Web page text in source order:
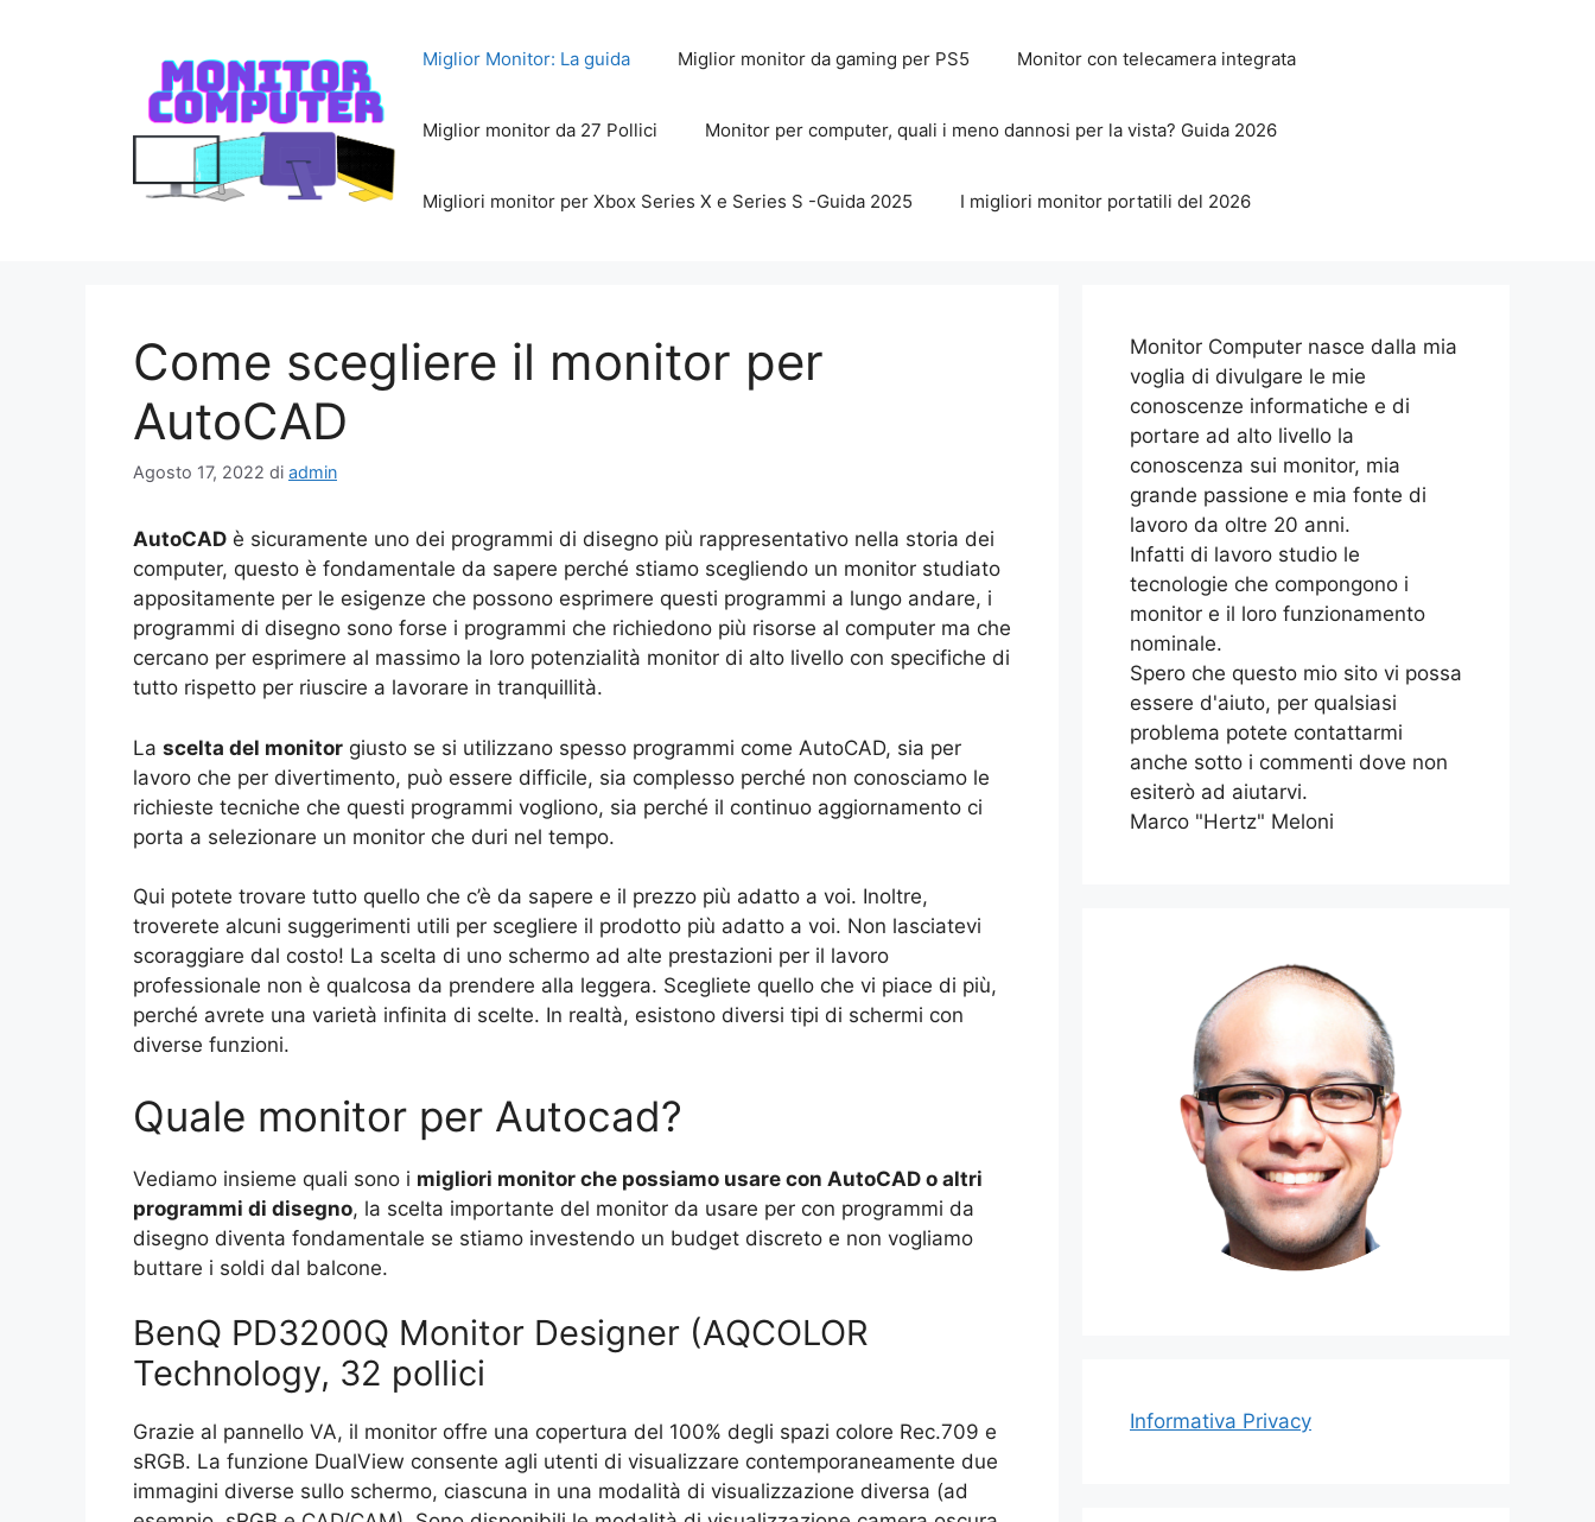
Miglior Monitor: La guida Miglior monitor da gaming per PS5 Monitor con telecamera integrata
Miglior monitor da 27 Pollici Monitor per computer, quali i meno dannosi per la vista? Guida 2026
Migliori monitor per Xbox Series X e Series S -Guida 2025 I migliori monitor portatili del 2026
Come scegliere il monitor per
AutoCAD
Agosto 17, 2022 di admin
AutoCAD è sicuramente uno dei programmi di disegno più rappresentativo nella storia dei
computer, questo è fondamentale da sapere perché stiamo scegliendo un monitor studiato
appositamente per le esigenze che possono esprimere questi programmi a lungo andare, i
programmi di disegno sono forse i programmi che richiedono più risorse al computer ma che
cercano per esprimere al massimo la loro potenzialità monitor di alto livello con specifiche di
tutto rispetto per riuscire a lavorare in tranquillità.
La scelta del monitor giusto se si utilizzano spesso programmi come AutoCAD, sia per
lavoro che per divertimento, può essere difficile, sia complesso perché non conosciamo le
richieste tecniche che questi programmi vogliono, sia perché il continuo aggiornamento ci
porta a selezionare un monitor che duri nel tempo.
Qui potete trovare tutto quello che c’è da sapere e il prezzo più adatto a voi. Inoltre,
troverete alcuni suggerimenti utili per scegliere il prodotto più adatto a voi. Non lasciatevi
scoraggiare dal costo! La scelta di uno schermo ad alte prestazioni per il lavoro
professionale non è qualcosa da prendere alla leggera. Scegliete quello che vi piace di più,
perché avrete una varietà infinita di scelte. In realtà, esistono diversi tipi di schermi con
diverse funzioni.
Quale monitor per Autocad?
Vediamo insieme quali sono i migliori monitor che possiamo usare con AutoCAD o altri
programmi di disegno, la scelta importante del monitor da usare per con programmi da
disegno diventa fondamentale se stiamo investendo un budget discreto e non vogliamo
buttare i soldi dal balcone.
BenQ PD3200Q Monitor Designer (AQCOLOR
Technology, 32 pollici
Grazie al pannello VA, il monitor offre una copertura del 100% degli spazi colore Rec.709 e
sRGB. La funzione DualView consente agli utenti di visualizzare contemporaneamente due
immagini diverse sullo schermo, ciascuna in una modalità di visualizzazione diversa (ad
Monitor Computer nasce dalla mia
voglia di divulgare le mie
conoscenze informatiche e di
portare ad alto livello la
conoscenza sui monitor, mia
grande passione e mia fonte di
lavoro da oltre 20 anni.
Infatti di lavoro studio le
tecnologie che compongono i
monitor e il loro funzionamento
nominale.
Spero che questo mio sito vi possa
essere d'aiuto, per qualsiasi
problema potete contattarmi
anche sotto i commenti dove non
esiterò ad aiutarvi.
Marco "Hertz" Meloni
Informativa Privacy